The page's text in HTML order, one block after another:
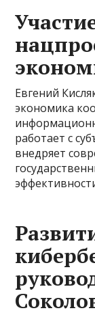
Евгений
экономика
работает с
внедряет